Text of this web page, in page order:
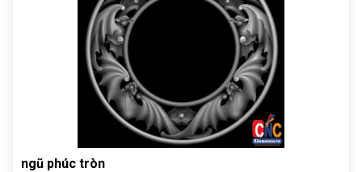
ngũ phúc tròn